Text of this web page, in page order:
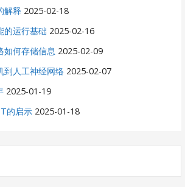
解释 2025-02-18
运行基础 2025-02-16
何存储信息 2025-02-09
人工神经网络 2025-02-07
2025-01-19
的启示 2025-01-18